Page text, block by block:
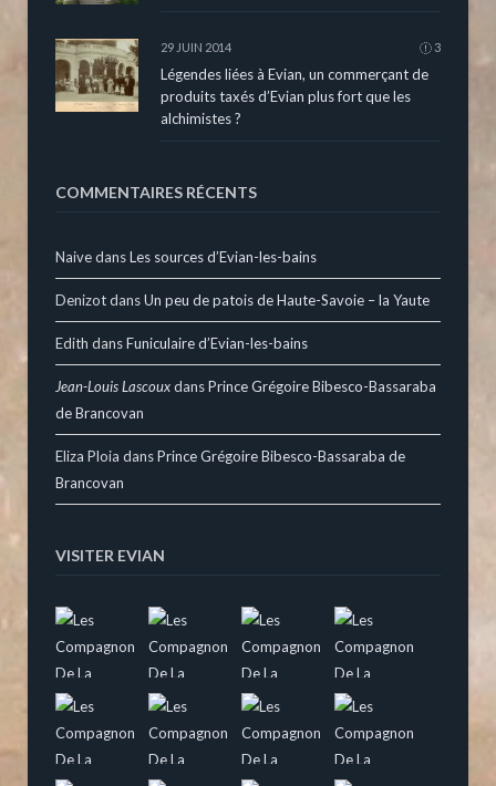
29 JUIN 2014 3
Légendes liées à Evian, un commerçant de
produits taxés d’Evian plus fort que les
alchimistes ?
COMMENTAIRES RÉCENTS
NaivedansLes sources d’Evian-les-bains
DenizotdansUn peu de patois de Haute-Savoie – la Yaute
Edith dansFuniculaire d’Evian-les-bains
Jean-Louis LascouxdansPrince Grégoire Bibesco-Bassaraba
de Brancovan
Eliza Ploia dansPrince Grégoire Bibesco-Bassaraba de
Brancovan
VISITER EVIAN